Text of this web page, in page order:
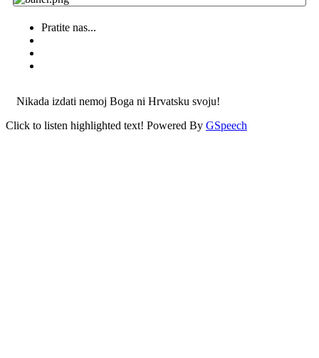
Pratite nas...
Nikada izdati nemoj Boga ni Hrvatsku svoju!
Click to listen highlighted text! Powered By GSpeech